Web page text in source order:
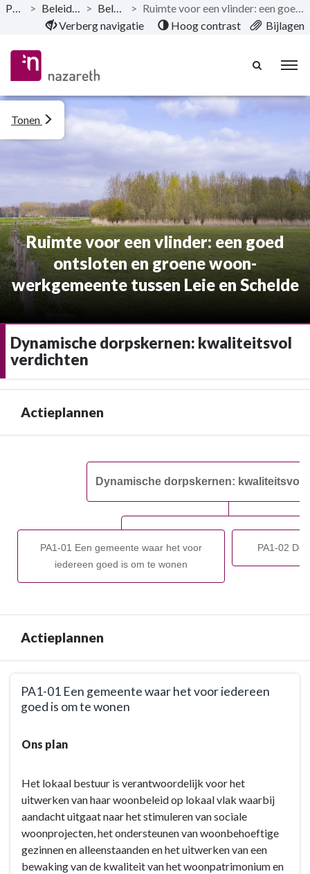
Naar hoofdinhoud
Publicaties > Beleidsevaluatie - 2020 > Beleidsevaluatie >
Ruimte voor een vlinder: een goed ontsloten en groene woon-werkgemeente tussen Leie en Schelde
Verberg navigatie
Hoog contrast Bijlagen
Ruimte voor een vlinder: een goed
ontsloten en groene woon-
werkgemeente tussen Leie en Schelde
Tonen
Dynamische dorpskernen: kwaliteitsvol
verdichten
Actieplannen
kwaliteitsvol
Dynamische dorpskernen: kwaliteitsvol
PA1-01 Een gemeente waar het voor
iedereen goed is om te wonen
PA1-02 De
Actieplannen
navigatie
Dynamische
kwaliteitsvol
verdichten
Actieplannen
PA1-01 Een gemeente waar het voor iedereen
goed is om te wonen
naar
Dynamische
dorpskernen:
kwaliteitsvol
verdichten
Ons plan
Het lokaal bestuur is verantwoordelijk voor het
uitwerken van haar woonbeleid op lokaal vlak waarbij
aandacht uitgaat naar het stimuleren van sociale
woonprojecten, het ondersteunen van woonbehoeftige
gezinnen en alleenstaanden en het uitwerken van een
bewaking van de kwaliteit van het woonpatrimonium en